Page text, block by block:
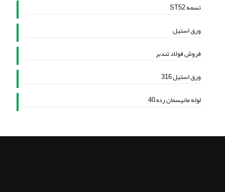
تسمه ST52
ورق استیل
فروش فولاد تندبر
ورق استیل 316
لوله مانیسمان رده 40